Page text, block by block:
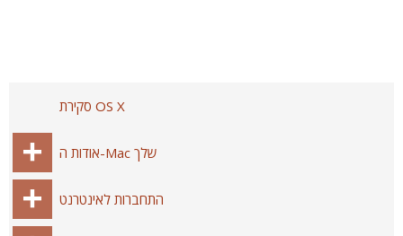
סקירת OS X
אודות ה-Mac שלך
התחברות לאינטרנט